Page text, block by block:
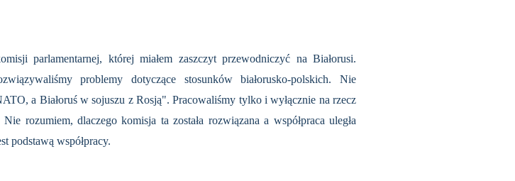
parlamentarnej, której miałem zaszczyt przewodniczyć na Białorusi.
problemy dotyczące stosunków białorusko-polskich. Nie
a Białoruś w sojuszu z Rosją". Pracowaliśmy tylko i wyłącznie na rzecz
rozumiem, dlaczego komisja ta została rozwiązana a współpraca uległa
podstawą współpracy.